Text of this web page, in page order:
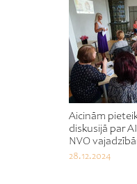
Aicinām
diskusijā par
NVO
28.12.2024